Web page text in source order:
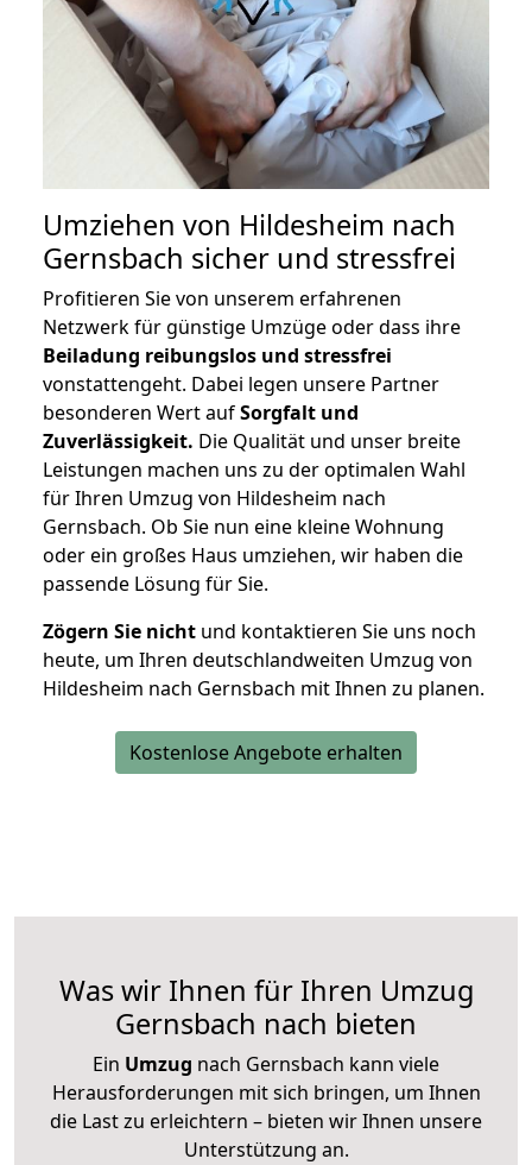
Umziehen von Hildesheim nach
Gernsbach sicher und stressfrei
Profitieren Sie von unserem erfahrenen
Netzwerk für günstige Umzüge oder dass ihre
Beiladung reibungslos und stressfrei
vonstattengeht. Dabei legen unsere Partner
besonderen Wert aufSorgfalt und
Zuverlässigkeit. Die Qualität und unser breite
Leistungen machen uns zu der optimalen Wahl
für Ihren Umzug von Hildesheim nach
Gernsbach. Ob Sie nun eine kleine Wohnung
oder ein großes Haus umziehen, wir haben die
passende Lösung für Sie.
Zögern Sie nicht und kontaktieren Sie uns noch
heute, um Ihren deutschlandweiten Umzug von
Hildesheim nach Gernsbach mit Ihnen zu planen.
Kostenlose Angebote erhalten
Was wir Ihnen für Ihren Umzug
Gernsbach nach bieten
Ein Umzug nach Gernsbach kann viele
Herausforderungen mit sich bringen, um Ihnen
die Last zu erleichtern – bieten wir Ihnen unsere
Unterstützung an.